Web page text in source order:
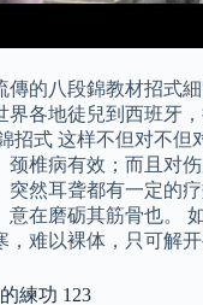
傳的八段錦教材招式
界各地徒兒到西班牙
招式 这样不但对不但
颈椎病有效；而且对
突然耳聋都有一定的
意在磨砺其筋骨也。
难以裸体，只可解开
練功 123